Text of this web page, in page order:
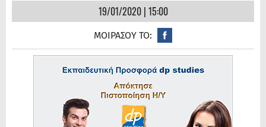
19/01/2020 | 15:00
ΜΟΙΡΑΣΟΥ ΤΟ: